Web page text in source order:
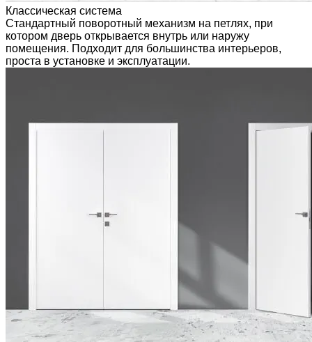
Классическая система
Стандартный поворотный механизм на петлях, при
котором дверь открывается внутрь или наружу
помещения. Подходит для большинства интерьеров,
проста в установке и эксплуатации.